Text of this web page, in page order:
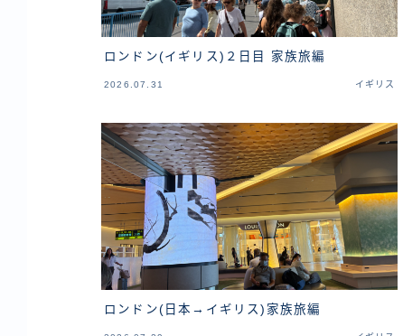
ロンドン(イギリス)２日目 家族旅編
2026.07.31 イギリス
ロンドン(日本→イギリス)家族旅編